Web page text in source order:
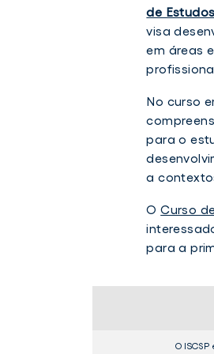
Curso
de
Especializada
“Psicologia
Política”
de
visa
em áreas
No curso
para o
a
OCurso
para a
O